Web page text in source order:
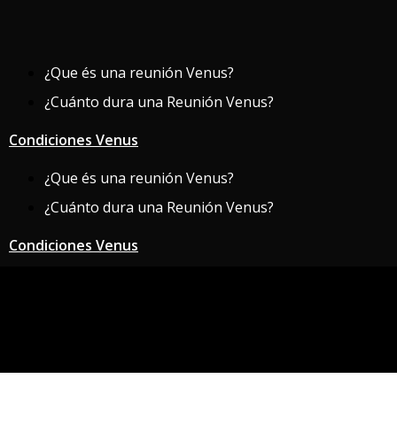
¿Que és una reunión Venus?
¿Cuánto dura una Reunión Venus?
Condiciones Venus
¿Que és una reunión Venus?
¿Cuánto dura una Reunión Venus?
Condiciones Venus